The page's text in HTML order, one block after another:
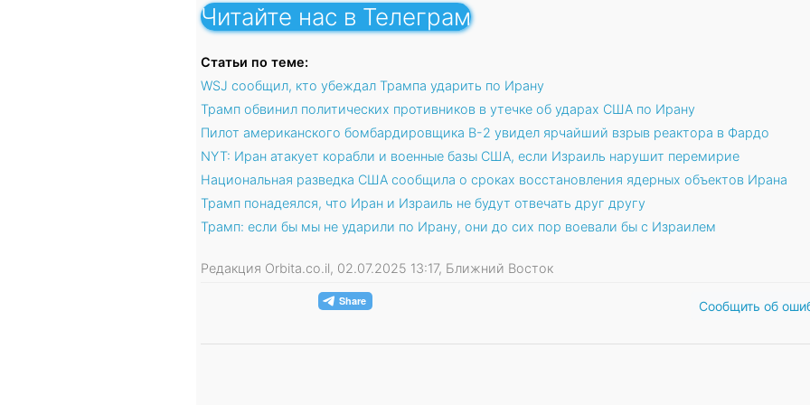
Читайте нас в Телеграм
Статьи по теме:
WSJ сообщил, кто убеждал Трампа ударить по Ирану
Трамп обвинил политических противников в утечке об ударах США по Ирану
Пилот американского бомбардировщика В-2 увидел ярчайший взрыв реактора в Фардо
NYT: Иран атакует корабли и военные базы США, если Израиль нарушит перемирие
Национальная разведка США сообщила о сроках восстановления ядерных объектов Ирана
Трамп понадеялся, что Иран и Израиль не будут отвечать друг другу
Трамп: если бы мы не ударили по Ирану, они до сих пор воевали бы с Израилем
Редакция Orbita.co.il, 02.07.2025 13:17, Ближний Восток
Сообщить об